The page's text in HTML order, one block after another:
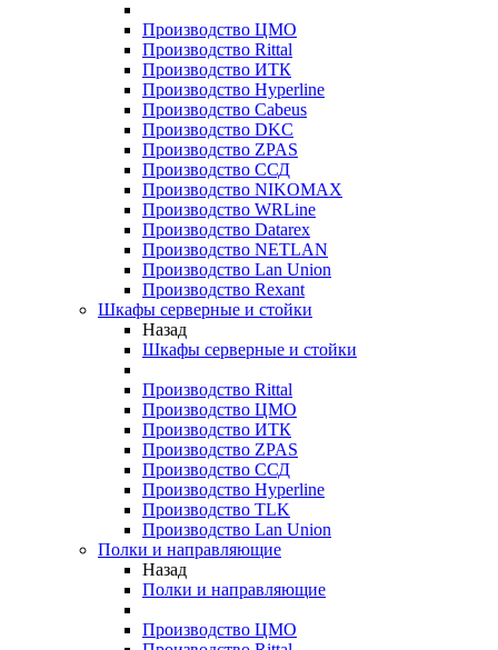
Производство ЦМО
Производство Rittal
Производство ИТК
Производство Hyperline
Производство Cabeus
Производство DKC
Производство ZPAS
Производство ССД
Производство NIKOMAX
Производство WRLine
Производство Datarex
Производство NETLAN
Производство Lan Union
Производство Rexant
Шкафы серверные и стойки
Назад
Шкафы серверные и стойки
Производство Rittal
Производство ЦМО
Производство ИТК
Производство ZPAS
Производство ССД
Производство Hyperline
Производство TLK
Производство Lan Union
Полки и направляющие
Назад
Полки и направляющие
Производство ЦМО